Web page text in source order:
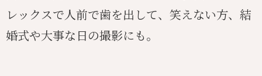
レックスで人前で歯を出して、笑えない方、結
婚式や大事な日の撮影にも。